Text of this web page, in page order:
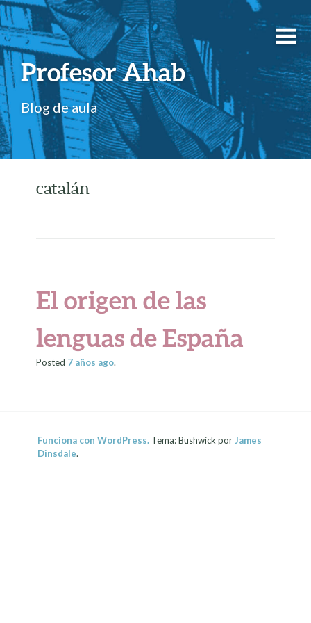
Profesor Ahab
Blog de aula
catalán
El origen de las
lenguas de España
Posted 7 años ago.
Funciona con WordPress. Tema: Bushwick por James
Dinsdale.